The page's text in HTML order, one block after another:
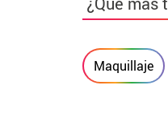
Maquillaje